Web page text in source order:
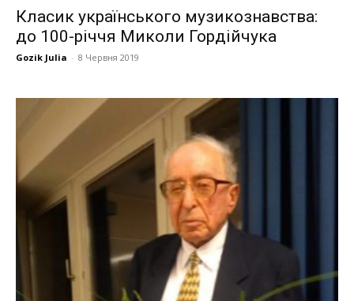
Класик українського музикознавства:
до 100-річчя Миколи Гордійчука
Gozik Julia - 8 Червня 2019